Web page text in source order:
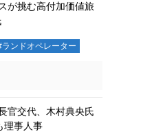
が挑む高付加価値旅
ランドオペレーター
官交代、木村典央氏
事人事